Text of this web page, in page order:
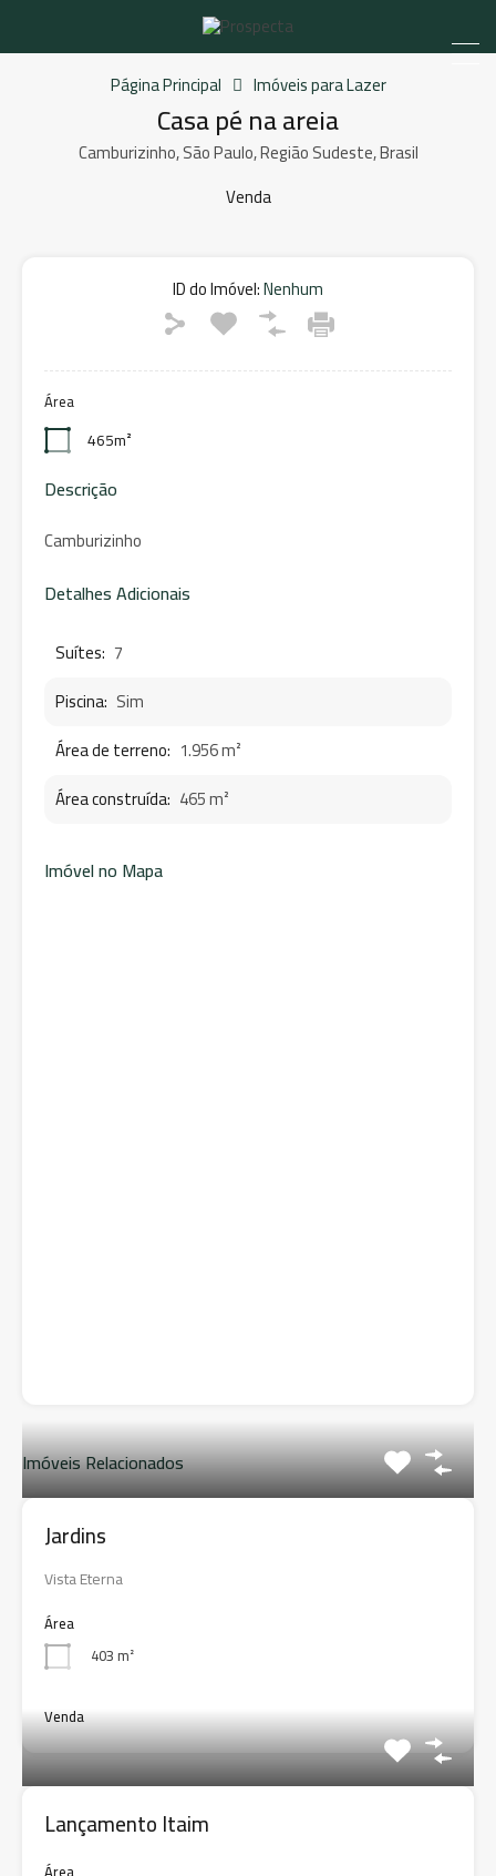
Página Principal Imóveis para Lazer
Casa pé na areia
Camburizinho, São Paulo, Região Sudeste, Brasil
Venda
ID do Imóvel:Nenhum
Área
465m²
Descrição
Camburizinho
Detalhes Adicionais
Suítes: 7
Piscina: Sim
Área de terreno: 1.956 m²
Área construída: 465 m²
Imóvel no Mapa
Imóveis Relacionados
Jardins
Vista Eterna
Área
403 m²
Venda
Lançamento Itaim